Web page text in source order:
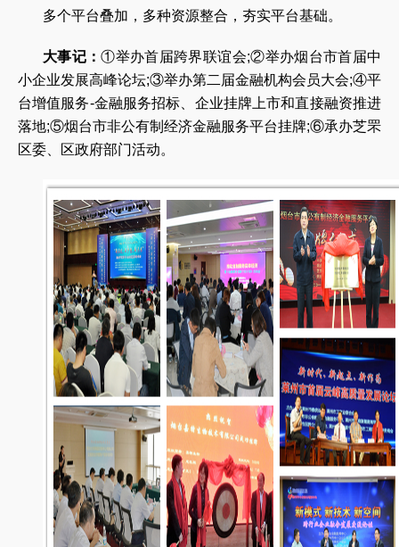
多个平台叠加，多种资源整合，夯实平台基础。
大事记：①举办首届跨界联谊会;②举办烟台市首届中
小企业发展高峰论坛;③举办第二届金融机构会员大会;④平
台增值服务-金融服务招标、企业挂牌上市和直接融资推进
落地;⑤烟台市非公有制经济金融服务平台挂牌;⑥承办芝罘
区委、区政府部门活动。